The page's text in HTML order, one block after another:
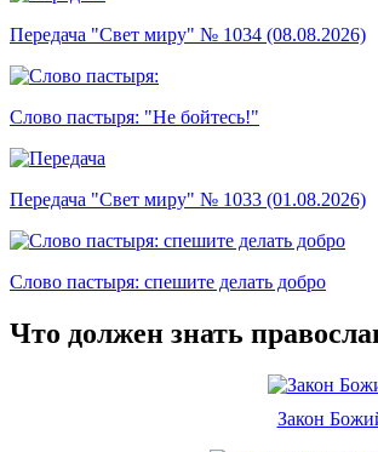
Передача "Свет миру" № 1034 (08.08.2026)
Слово пастыря: "Не бойтесь!"
Передача "Свет миру" № 1033 (01.08.2026)
Слово пастыря: спешите делать добро
Что должен знать
Закон